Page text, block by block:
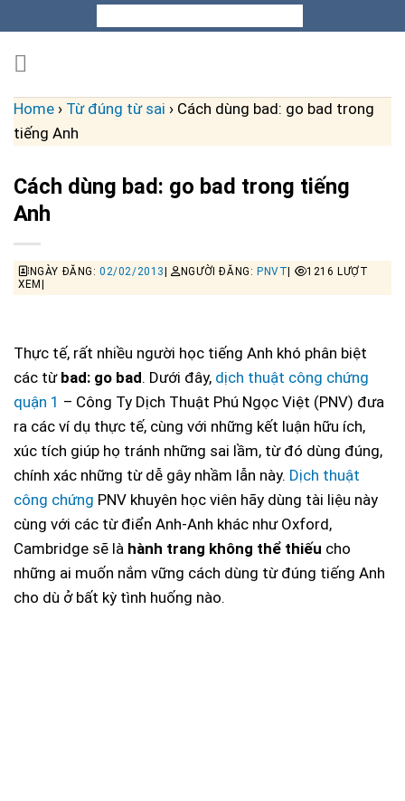
to
content
Home › Từ đúng từ sai › Cách dùng bad: go bad trong
tiếng Anh
Cách dùng bad: go bad trong tiếng
Anh
NGÀY ĐĂNG:02/02/2013 NGƯỜI ĐĂNG: PNVT
1216 LƯỢT
XEM|
Thực tế, rất nhiều người học tiếng Anh khó phân biệt
các từ bad: go bad. Dưới đây, dịch thuật công chứng
quận 1 – Công Ty Dịch Thuật Phú Ngọc Việt (PNV) đưa
ra các ví dụ thực tế, cùng với những kết luận hữu ích,
xúc tích giúp họ tránh những sai lầm, từ đó dùng đúng,
chính xác những từ dễ gây nhầm lẫn này. Dịch thuật
công chứng PNV khuyên học viên hãy dùng tài liệu này
cùng với các từ điển Anh-Anh khác như Oxford,
Cambridge sẽ là hành trang không thể thiếu cho
những ai muốn nắm vững cách dùng từ đúng tiếng Anh
cho dù ở bất kỳ tình huống nào.